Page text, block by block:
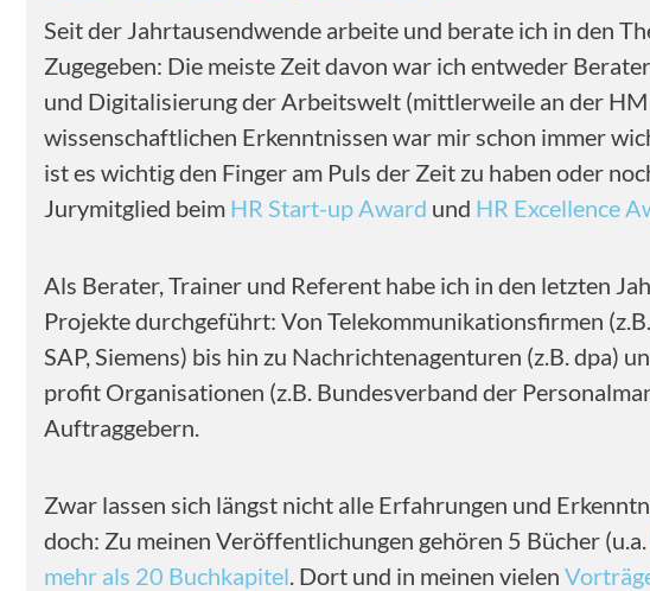
Seit der Jahrtausendwende arbeite und berate ich in den
Zugegeben: Die meiste Zeit davon war ich entweder
und Digitalisierung der Arbeitswelt (mittlerweile an der
wissenschaftlichen Erkenntnissen war mir schon immer
ist es wichtig den Finger am Puls der Zeit zu haben oder
Jurymitglied beim HR Start-up Award und HR Excellence
Als Berater, Trainer und Referent habe ich in den letzten
Projekte durchgeführt: Von Telekommunikationsfirmen
SAP, Siemens) bis hin zu Nachrichtenagenturen (z.B. dpa)
profit Organisationen (z.B. Bundesverband der
Auftraggebern.
Zwar lassen sich längst nicht alle Erfahrungen und
doch: Zu meinen Veröffentlichungen gehören 5 Bücher (u.a.
mehr als 20 Buchkapitel. Dort und in meinen vielen